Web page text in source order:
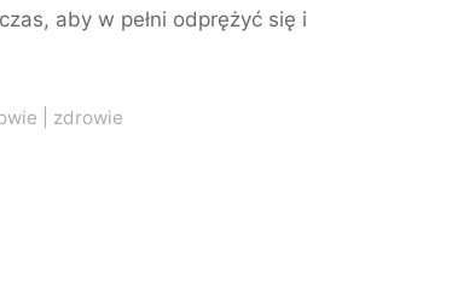
aby w pełni odprężyć się i
zdrowie